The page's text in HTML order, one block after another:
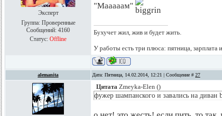
Эксперт
Группа: Проверенные
Сообщений: 4160
Статус: Offline
"Мааааам"
Бухучет жил, жив и будет жить.
У работы есть три плюса: пятница, зарплата
alemanita Дата: Пятница, 14.02.2014, 12:21 | Сообщение # 27
Цитата Zmeyka-Elen ()
фужер шампанского и завались на